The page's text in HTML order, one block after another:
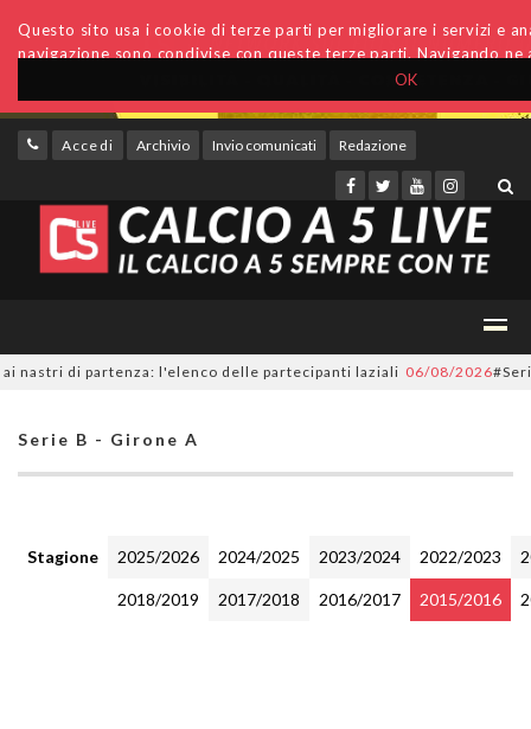
OK
Questo sito usa i cookie di terze parti per migliorare i servizi e
navigazione sono condivise con queste terze parti. Navigando
Accedi Archivio Invio comunicati Redazione
di partenza: l'elenco delle partecipanti laziali 06/08/2026
Serie B - Girone A
Stagione 2025/2026 2024/2025 2023/2024 2022/2023
2018/2019 2017/2018 2016/2017 2015/2016